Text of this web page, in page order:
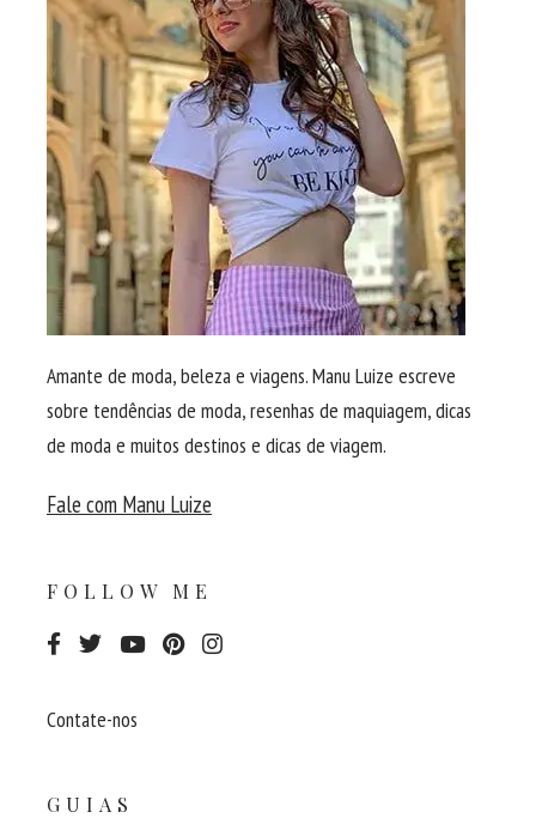
Amante de moda, beleza e viagens. Manu Luize escreve
sobre tendências de moda, resenhas de maquiagem, dicas
de moda e muitos destinos e dicas de viagem.
Fale com Manu Luize
FOLLOW ME
Contate-nos
GUIAS